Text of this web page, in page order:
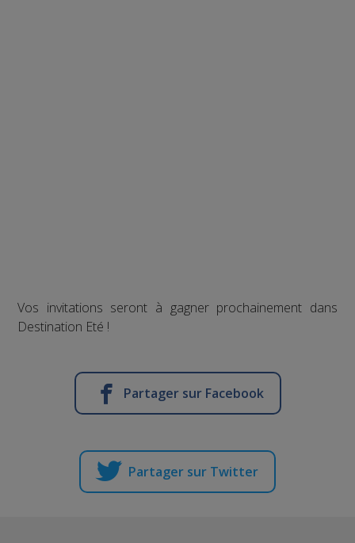
Vos invitations seront à gagner prochainement dans
Destination Eté !
Partager sur Facebook
Partager sur Twitter